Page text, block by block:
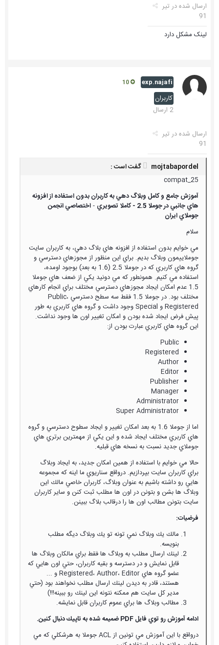
ارسال شده در تیر
91
لینک مشکل دارد
exp.najafi
کاربران
2 ارسال
ارسال شده در تیر
91
mojtabapordel گفت است :
compat_25
آموزش جامع و كامل وبلاگ دهي به كاربران بدون استفاده از افزونه
هاي جانبي در جوملا 2.5 - كاملا تصويري
-اختصاصي انجمن
جوملاي ايران
سلام
مي خوايم بدون استفاده از افزونه هاي بلاگ دهي، به كاربران سايت
جوملاييمون وبلاگ بديم. براي اين منظور از مجوزهاي دسترسي و
گروه هاي كاربري كه در جوملا 2.5 (1.6 به بعد) بوجود اومده،
استفاده مي كنيم. همونطور كه مي دونيد يكي از ضعف هاي جوملا
1.5 عدم امكان ايجاد مجوزهاي دسترسي مختلف براي انجام كارهاي
مختلف بود. در جوملا 1.5 فقط سه سطح دسترسي Public،
Registered و Special وجود داشت و گروه هاي كاربري به طور
پيش فرض ايجاد شده بودن و امكان تغيير اون ها وجود نداشت.
اين گروه هاي كاربري عبارت بودن از:
Public
Registered
Author
Editor
Publisher
Manager
Administrator
Super Administrator
اما از جوملا 1.6 به بعد امكان تغيير و ايجاد سطوح دسترسي و گروه
هاي كاربري مختلف ايجاد شده و اين يكي از مهمترين برتري هاي
جوملاي جديد نسبت به نسخه هاي قبليه.
حالا مي خوايم با استفاده از همين امكان جديد، به ايجاد وبلاگ
براي كاربران سايت بپردازيم. درواقع سناريوي ما اينه كه مجموعه
هايي رو داشته باشيم به عنوان وبلاگ، كاربران خاصي مالك اين
وبلاگ ها بشن و بتونن در اون ها مطلب ثبت كنن و ساير كاربران
سايت بتونن مطالب اون ها را درقالب بلاگ ببينن.
فرضيات:
مالك يك وبلاگ نمي تونه تو يك وبلاگ ديگه مطلب
بنويسه.
لينك ارسال مطلب به وبلاگ ها فقط براي مالكان وبلاگ ها
قابل نمايش و در دسترسه و بقيه كاربران، حتي اون هايي كه
عضو گروه هاي Registered، Author، Editor و ...
هستند، قادر به ديدن لينك ارسال مطلب نخواهند بود (حتي
مدير كل سايت هم ممكنه نتونه اين لينك رو ببينه!!!)
مطالب وبلاگ ها براي عموم كاربران قابل نمايشه.
ادامه آموزش رو توي فايل PDF ضميمه شده به تاپيك دنبال كنين.
درواقع با اين آموزش مي تونين از ACL جوملا به هرشكلي كه مي